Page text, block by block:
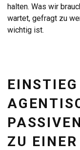
halten. Was wir
wartet, gefragt zu
wichtig ist.
ZU